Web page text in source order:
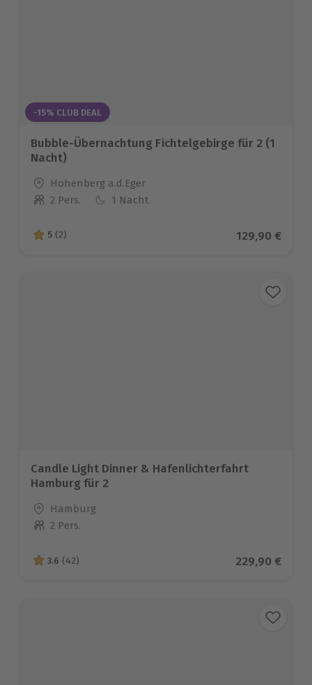
-15% CLUB DEAL
Bubble-Übernachtung Fichtelgebirge für 2 (1
Nacht)
Standort
Hohenberg a.d.Eger
Anzahl der Teilnehmer
2 Pers. 1 Nacht
5 von 5 Sternen basierend auf 2 Bewertungen
5 (2) Aktueller
129,90 €
Candle Light Dinner & Hafenlichterfahrt
Hamburg für 2
Standort
Hamburg
Anzahl der Teilnehmer
2 Pers.
3.6 von 5 Sternen basierend auf 42 Bewertungen
3.6 (42) Aktueller
229,90 €